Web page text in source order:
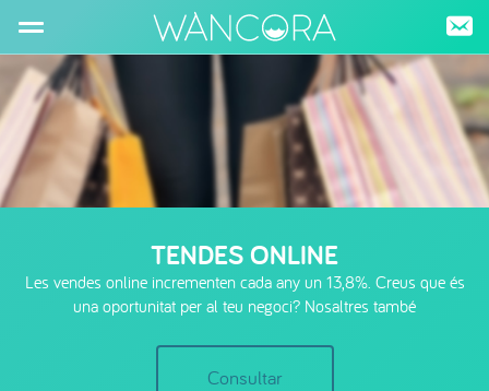
TENDES ONLINE
Les vendes online incrementen cada any un 13,8%. Creus que és
una oportunitat per al teu negoci? Nosaltres també
Consultar